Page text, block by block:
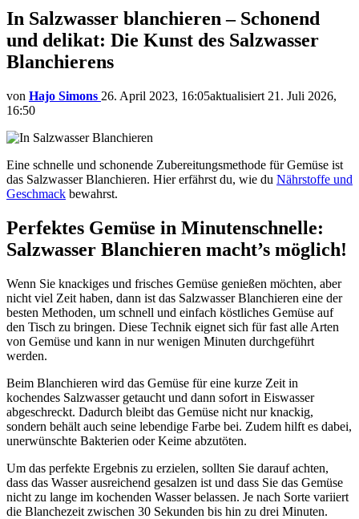
In Salzwasser blanchieren – Schonend
und delikat: Die Kunst des Salzwasser
Blanchierens
von Hajo Simons 26. April 2023, 16:05aktualisiert 21. Juli 2026,
16:50
Eine schnelle und schonende Zubereitungsmethode für Gemüse ist
das Salzwasser Blanchieren. Hier erfährst du, wie du Nährstoffe und
Geschmack bewahrst.
Perfektes Gemüse in Minutenschnelle:
Salzwasser Blanchieren macht’s möglich!
Wenn Sie knackiges und frisches Gemüse genießen möchten, aber
nicht viel Zeit haben, dann ist das Salzwasser Blanchieren eine der
besten Methoden, um schnell und einfach köstliches Gemüse auf
den Tisch zu bringen. Diese Technik eignet sich für fast alle Arten
von Gemüse und kann in nur wenigen Minuten durchgeführt
werden.
Beim Blanchieren wird das Gemüse für eine kurze Zeit in
kochendes Salzwasser getaucht und dann sofort in Eiswasser
abgeschreckt. Dadurch bleibt das Gemüse nicht nur knackig,
sondern behält auch seine lebendige Farbe bei. Zudem hilft es dabei,
unerwünschte Bakterien oder Keime abzutöten.
Um das perfekte Ergebnis zu erzielen, sollten Sie darauf achten,
dass das Wasser ausreichend gesalzen ist und dass Sie das Gemüse
nicht zu lange im kochenden Wasser belassen. Je nach Sorte variiert
die Blanchezeit zwischen 30 Sekunden bis hin zu drei Minuten.